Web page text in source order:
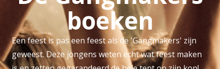
boeken
Een feest is pas een feest als de 'Gangmakers' zijn
geweest. Deze jongens weten echt wat feest maken